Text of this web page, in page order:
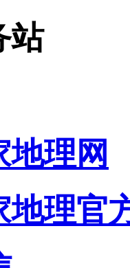
站
地理网
地理官